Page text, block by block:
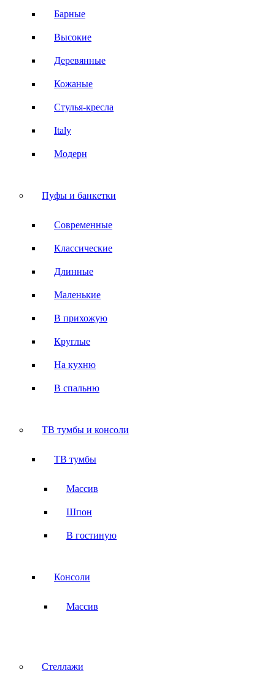
Барные
Высокие
Деревянные
Кожаные
Стулья-кресла
Italy
Модерн
Пуфы и банкетки
Современные
Классические
Длинные
Маленькие
В прихожую
Круглые
На кухню
В спальню
ТВ тумбы и консоли
ТВ тумбы
Массив
Шпон
В гостиную
Консоли
Массив
Стеллажи